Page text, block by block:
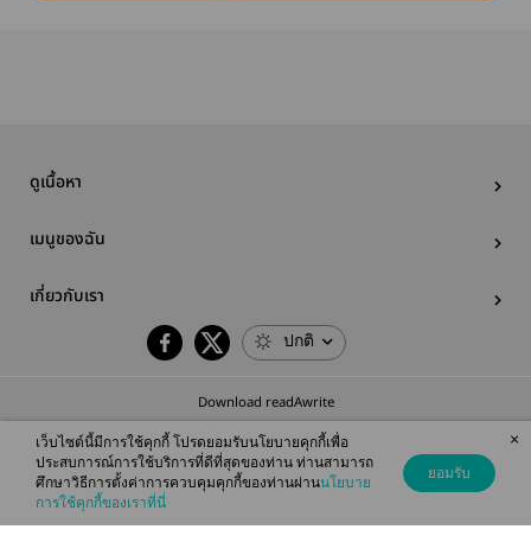
ดูเนื้อหา
เมนูของฉัน
เกี่ยวกับเรา
ปกติ
Download readAwrite
© 2026 readAwrite.com by MEB Corporation Public Company Limited
This site is protected by reCAPTCHA and the Google
เว็บไซต์นี้มีการใช้คุกกี้ โปรดยอมรับนโยบายคุกกี้เพื่อ
ประสบการณ์การใช้บริการที่ดีที่สุดของท่าน ท่านสามารถ
ศึกษาวิธีการตั้งค่าการควบคุมคุกกี้ของท่านผ่านนโยบาย
การใช้คุกกี้ของเราที่นี่
ยอมรับ
×